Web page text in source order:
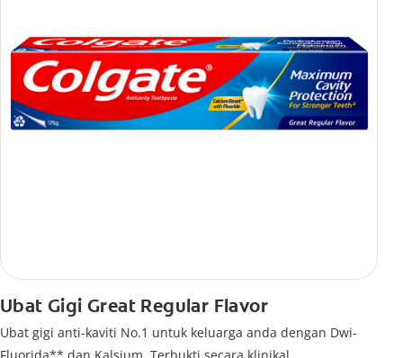
Ubat Gigi Great Regular Flavor
Ubat gigi anti-kaviti No.1 untuk keluarga anda dengan Dwi-
Fluorida** dan Kalsium. Terbukti secara klinikal